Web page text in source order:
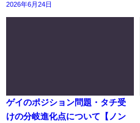
2026年6月24日
ゲイのポジション問題・タチ受
けの分岐進化点について【ノン